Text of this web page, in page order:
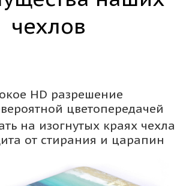
чехлов
HD разрешение
цветопередачей
на изогнутых краях чехла
от стирания и царапин